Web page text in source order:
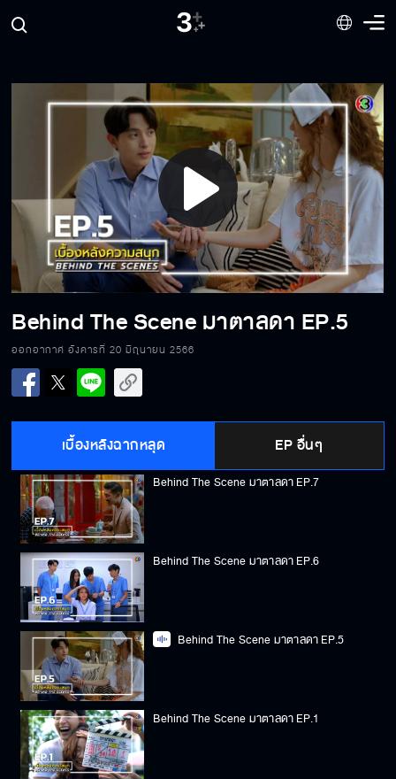
Play
Video
Behind The Scene มาตาลดา EP.5
ออกอากาศ อังคารที่ 20 มิถุนายน 2566
เบื้องหลังฉากหลุด EP อื่นๆ
Behind The Scene มาตาลดา EP.13
Behind The Scene มาตาลดา EP.12
Behind The Scene มาตาลดา EP.11
Behind The Scene มาตาลดา EP.10
Behind The Scene มาตาลดา EP.9
Behind The Scene มาตาลดา EP.7
Behind The Scene มาตาลดา EP.6
Behind The Scene มาตาลดา EP.5
Behind The Scene มาตาลดา EP.1